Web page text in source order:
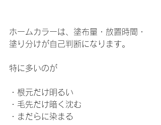
ホームカラーは、塗布量・放置時間・
塗り分けが自己判断になります。
特に多いのが
・根元だけ明るい
・毛先だけ暗く沈む
・まだらに染まる